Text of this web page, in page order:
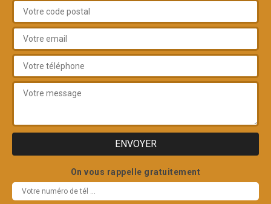
On vous rappelle gratuitement